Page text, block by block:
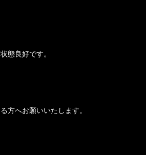
態良好です。
方へお願いいたします。